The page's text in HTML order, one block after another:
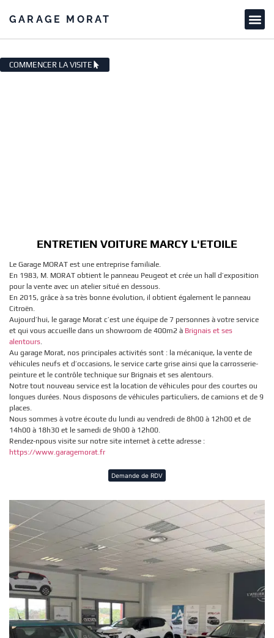
GARAGE MORAT
COMMENCER LA VISITE
ENTRETIEN VOITURE MARCY L'ETOILE
Le Garage MORAT est une entreprise familiale.
En 1983, M. MORAT obtient le panneau Peugeot et crée un hall d’exposition
pour la vente avec un atelier situé en dessous.
En 2015, grâce à sa très bonne évolution, il obtient également le panneau
Citroën.
Aujourd’hui, le garage Morat c’est une équipe de 7 personnes à votre service
et qui vous accueille dans un showroom de 400m2 à Brignais et ses
alentours.
Au garage Morat, nos principales activités sont : la mécanique, la vente de
véhicules neufs et d’occasions, le service carte grise ainsi que la carrosserie-
peinture et le contrôle technique sur Brignais et ses alentours.
Notre tout nouveau service est la location de véhicules pour des courtes ou
longues durées. Nous disposons de véhicules particuliers, de camions et de 9
places.
Nous sommes à votre écoute du lundi au vendredi de 8h00 à 12h00 et de
14h00 à 18h30 et le samedi de 9h00 à 12h00.
Rendez-npous visite sur notre site internet à cette adresse :
https://www.garagemorat.fr
Demande de RDV